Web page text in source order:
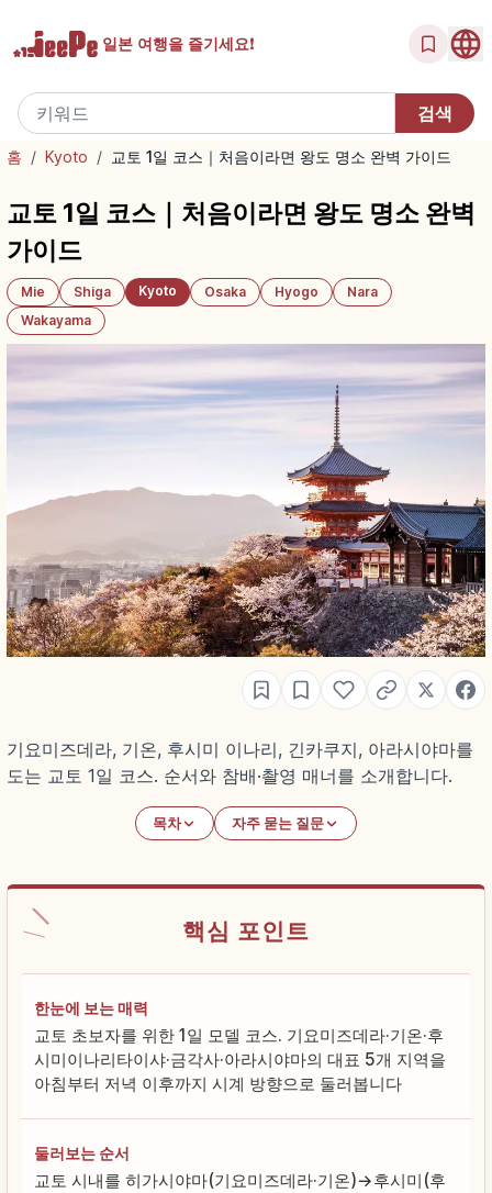
일본 여행을 즐기세요!
홈 / Kyoto / 교토 1일 코스｜처음이라면 왕도 명소 완벽 가이드
교토 1일 코스｜처음이라면 왕도 명소 완벽
가이드
Mie Shiga Kyoto Osaka Hyogo
Nara
Wakayama
기요미즈데라, 기온, 후시미 이나리, 긴카쿠지, 아라시야마를
도는 교토 1일 코스. 순서와 참배·촬영 매너를 소개합니다.
목차 자주 묻는 질문
핵심 포인트
한눈에 보는 매력
교토 초보자를 위한 1일 모델 코스. 기요미즈데라·기온·후
시미이나리타이샤·금각사·아라시야마의 대표 5개 지역을
아침부터 저녁 이후까지 시계 방향으로 둘러봅니다
둘러보는 순서
교토 시내를 히가시야마(기요미즈데라·기온)→후시미(후